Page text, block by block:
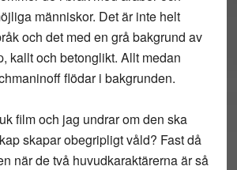
människor. Det är inte helt
och det med en grå bakgrund av
kallt och betonglikt. Allt medan
flödar i bakgrunden.
film och jag undrar om den ska
skapar obegripligt våld? Fast då
när de två huvudkaraktärerna är så